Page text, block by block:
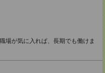
が気に入れば、長期でも働けま